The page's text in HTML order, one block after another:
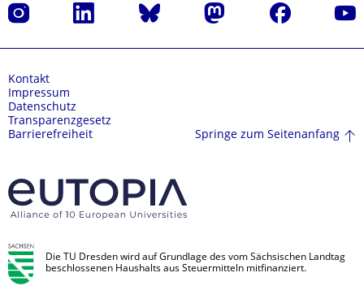
Instagram LinkedIn Bluesky Mastodon Facebook
Kontakt
Impressum
Datenschutz
Transparenzgesetz
Barrierefreiheit
Springe zum Seitenanfang
Die TU Dresden wird auf Grundlage des vom Sächsischen Landtag
beschlossenen Haushalts aus Steuermitteln mitfinanziert.